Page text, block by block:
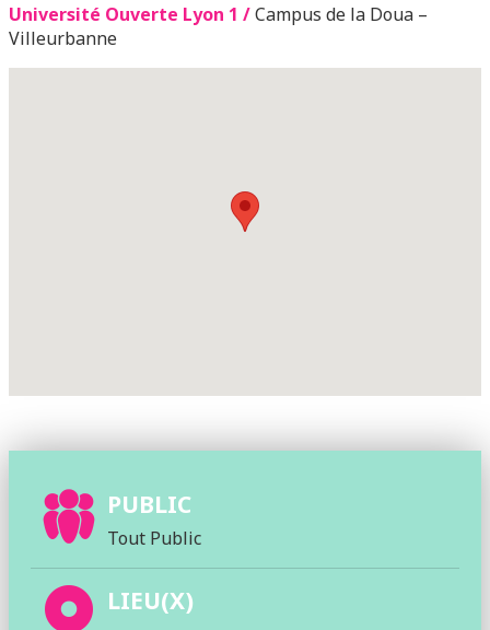
Université Ouverte Lyon 1 /Campus de la Doua –
Villeurbanne
PUBLIC
Tout Public
LIEU(X)